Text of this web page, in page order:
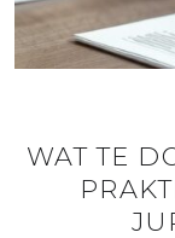
WAT TE